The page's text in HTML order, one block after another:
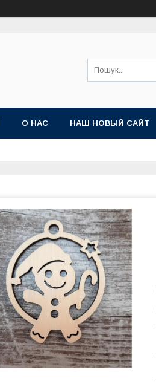
О НАС НАШ НОВЫЙ САЙТ